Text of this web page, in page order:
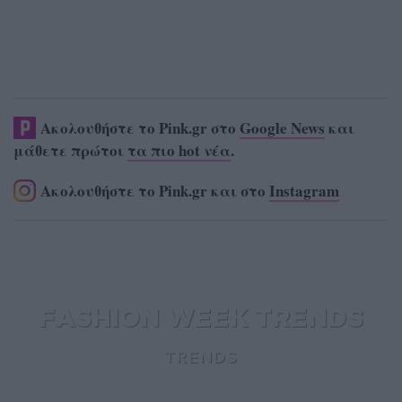
Ακολουθήστε το Pink.gr στο Google News και
μάθετε πρώτοι τα πιο hot νέα.
Ακολουθήστε το Pink.gr και στο Instagram
FASHION WEEK TRENDS
TRENDS